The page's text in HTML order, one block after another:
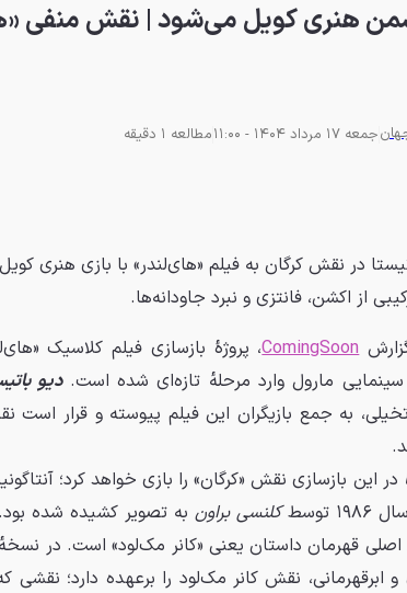
هنری کویل می‌شود | نقش منفی
جمعه 17 مرداد 1404 - 11:00
مطالعه 1 دقیقه
در نقش کرگان به فیلم «های‌لندر» با بازی هنری
از اکشن، فانتزی و نبرد جاودانه‌ها.
ComingSoon، پروژه‌ٔ بازسازی فیلم کلاسیک
سینمایی مارول وارد مرحله‌ٔ تازه‌ای شده است.دیو
به جمع بازیگران این فیلم پیوسته و قرار
در این بازسازی نقش «کرگان» را بازی خواهد کرد؛
توسط
کلنسی براونبه تصویر کشیده شده
قهرمان داستان یعنی «کانر مک‌لود» است. در
و ابرقهرمانی، نقش کانر مک‌لود را برعهده دارد؛